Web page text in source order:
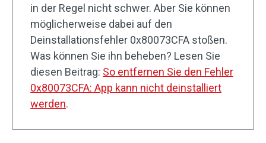
in der Regel nicht schwer. Aber Sie können
möglicherweise dabei auf den
Deinstallationsfehler 0x80073CFA stoßen.
Was können Sie ihn beheben? Lesen Sie
diesen Beitrag: So entfernen Sie den Fehler
0x80073CFA: App kann nicht deinstalliert
werden.